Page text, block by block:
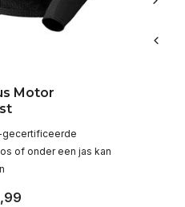
Motor
gecertificeerde
of onder een jas kan